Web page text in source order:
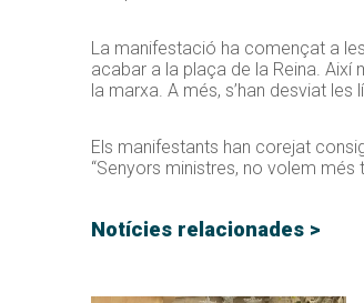
La manifestació ha començat a
acabar a la plaça de la Reina. Així
la marxa. A més, s’han desviat les
Els manifestants han corejat
“Senyors ministres, no volem més
Notícies relacionades >